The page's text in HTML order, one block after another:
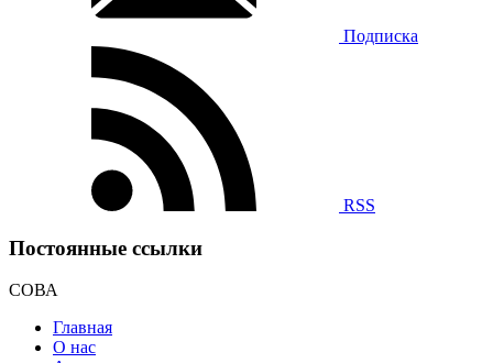
Подписка
RSS
Постоянные ссылки
СОВА
Главная
О нас